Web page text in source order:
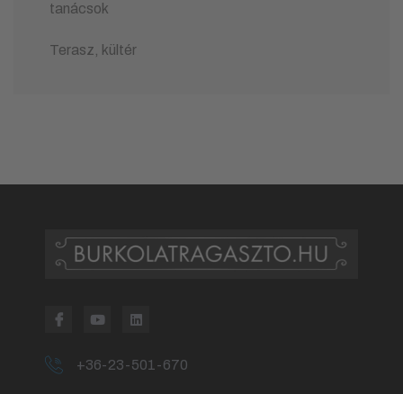
tanácsok
Terasz, kültér
+36-23-501-670